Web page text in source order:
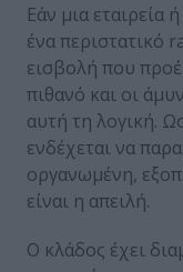
Εάν μια εταιρεία
ένα περιστατικό
εισβολή που
πιθανό και οι
αυτή τη λογική.
ενδέχεται να
οργανωμένη,
είναι η απειλή.
Ο κλάδος έχει